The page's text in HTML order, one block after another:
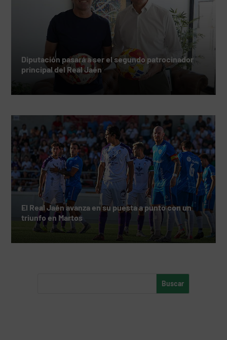
Diputación pasará a ser el segundo patrocinador
principal del Real Jaén
El Real Jaén avanza en su puesta a punto con un
triunfo en Martos